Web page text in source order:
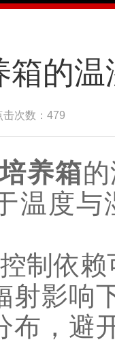
箱的
击次数：479
养箱
温度
依赖
射影响
布，避